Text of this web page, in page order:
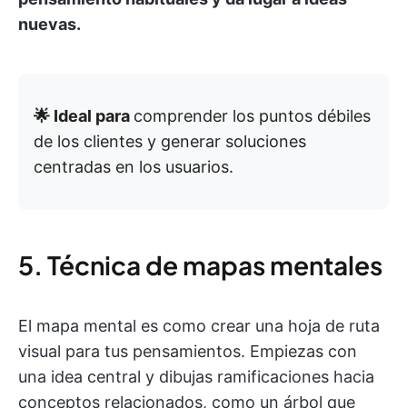
nuevas.
🌟 Ideal para comprender los puntos débiles
de los clientes y generar soluciones
centradas en los usuarios.
5. Técnica de mapas mentales
El mapa mental es como crear una hoja de ruta
visual para tus pensamientos. Empiezas con
una idea central y dibujas ramificaciones hacia
conceptos relacionados, como un árbol que